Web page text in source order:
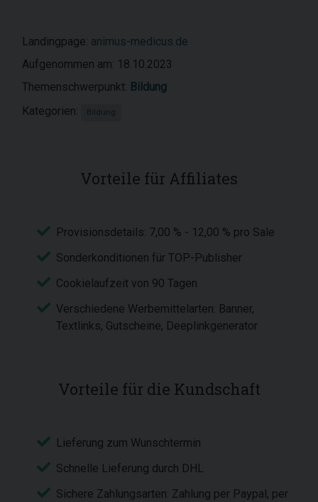
Landingpage: animus-medicus.de
Aufgenommen am: 18.10.2023
Themenschwerpunkt: Bildung
Kategorien:
Bildung
Vorteile für Affiliates
Provisionsdetails: 7,00 % - 12,00 % pro Sale
Sonderkonditionen für TOP-Publisher
Cookielaufzeit von 90 Tagen
Verschiedene Werbemittelarten: Banner,
Textlinks, Gutscheine, Deeplinkgenerator
Vorteile für die Kundschaft
Lieferung zum Wunschtermin
Schnelle Lieferung durch DHL
Sichere Zahlungsarten: Zahlung per Paypal, per